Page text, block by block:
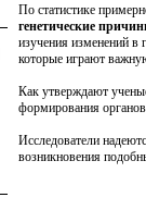
По статистике
генетические
изучения изменений в
которые играют
Как утверждают
формирования органов
Исследователи
возникновения